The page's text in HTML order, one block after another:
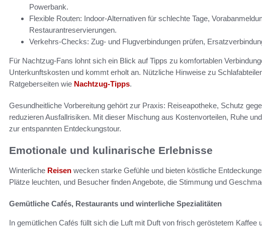
Powerbank.
Flexible Routen: Indoor-Alternativen für schlechte Tage,
Restaurantreservierungen.
Verkehrs-Checks: Zug- und Flugverbindungen prüfen,
Für Nachtzug-Fans lohnt sich ein Blick auf Tipps zu komfortablen
Unterkunftskosten und kommt erholt an. Nützliche Hinweise zu
Ratgeberseiten wie Nachtzug-Tipps.
Gesundheitliche Vorbereitung gehört zur Praxis: Reiseapotheke, Schutz
reduzieren Ausfallrisiken. Mit dieser Mischung aus Kostenvorteilen, Ruhe
zur entspannten Entdeckungstour.
Emotionale und kulinarische Erlebnisse
Winterliche Reisen wecken starke Gefühle und bieten köstliche
Plätze leuchten, und Besucher finden Angebote, die Stimmung und
Gemütliche Cafés, Restaurants und winterliche Spezialitäten
In gemütlichen Cafés füllt sich die Luft mit Duft von frisch geröstetem Kaffee